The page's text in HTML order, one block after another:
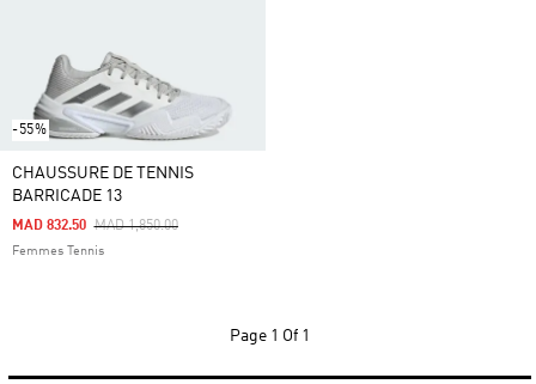
-55%
CHAUSSURE DE TENNIS
BARRICADE 13
Price Reduced From
MAD 1,850.00To
MAD 832.50
Femmes Tennis
Page 1 Of 1